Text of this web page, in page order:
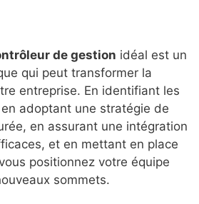
de gestion idéal est un
qui peut transformer la
entreprise. En identifiant les
adoptant une stratégie de
en assurant une intégration
et en mettant en place
positionnez votre équipe
sommets.